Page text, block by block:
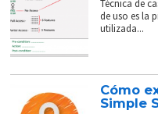
Técnica de
de uso es la
utilizada...
Cómo
Simple